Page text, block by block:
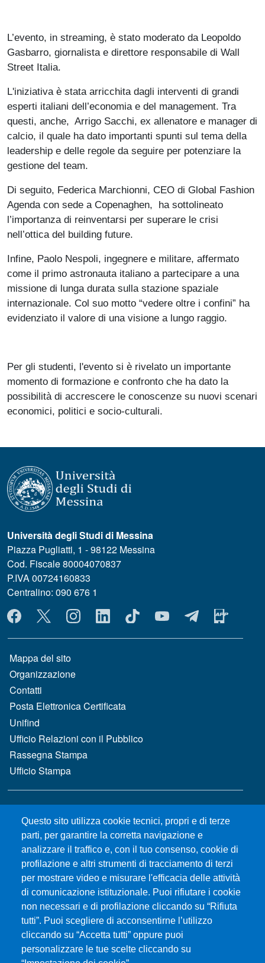
L’evento, in streaming, è stato moderato da Leopoldo
Gasbarro, giornalista e direttore responsabile di Wall
Street Italia.
L'iniziativa è stata arricchita dagli interventi di grandi
esperti italiani dell’economia e del management. Tra
questi, anche, Arrigo Sacchi, ex allenatore e manager di
calcio, il quale ha dato importanti spunti sul tema della
leadership e delle regole da seguire per potenziare la
gestione del team.
Di seguito, Federica Marchionni, CEO di Global Fashion
Agenda con sede a Copenaghen, ha sottolineato
l’importanza di reinventarsi per superare le crisi
nell’ottica del building future.
Infine, Paolo Nespoli, ingegnere e militare, affermato
come il primo astronauta italiano a partecipare a una
missione di lunga durata sulla stazione spaziale
internazionale. Col suo motto “vedere oltre i confini” ha
evidenziato il valore di una visione a lungo raggio.
Per gli studenti, l'evento si è rivelato un importante
momento di formazione e confronto che ha dato la
possibilità di accrescere le conoscenze su nuovi scenari
economici, politici e socio-culturali.
Questo sito utilizza cookie tecnici, propri e di terze
parti, per garantire la corretta navigazione e
analizzare il traffico e, con il tuo consenso, cookie di
profilazione e altri strumenti di tracciamento di terzi
per mostrare video e misurare l'efficacia delle attività
di comunicazione istituzionale. Puoi rifiutare i cookie
non necessari e di profilazione cliccando su “Rifiuta
tutti”. Puoi scegliere di acconsentirne l’utilizzo
cliccando su “Accetta tutti” oppure puoi
personalizzare le tue scelte cliccando su
Università degli Studi di Messina
Piazza Pugliatti, 1 - 98122 Messina
Cod. Fiscale 80004070837
P.IVA 00724160833
Centralino: 090 676 1
MENÙ SOCIAL
MENÙ FOOTER 1
Mappa del sito
Organizzazione
Contatti
Posta Elettronica Certificata
Unifind
Ufficio Relazioni con il Pubblico
Rassegna Stampa
Ufficio Stampa
MENÙ FOOTER 2
Gare d'appalto
Albo online
CIAM - Servizi Informatici
Brand Identity
Elenco siti tematici
Servizi per Disabilità e DSA
Sostieni Unime
Performance - trasparenza